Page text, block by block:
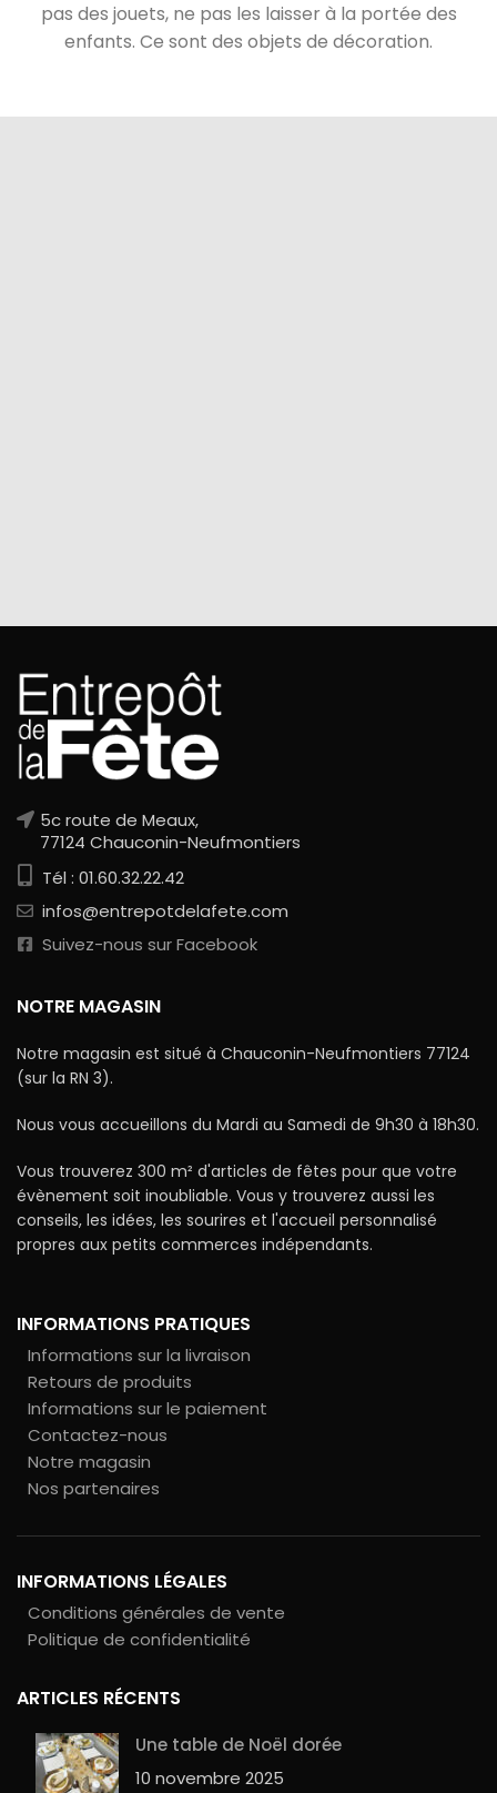
pas des jouets, ne pas les laisser à la portée des
enfants. Ce sont des objets de décoration.
5c route de Meaux,
77124 Chauconin-Neufmontiers
Tél : 01.60.32.22.42
infos@entrepotdelafete.com
Suivez-nous sur Facebook
NOTRE MAGASIN
Notre magasin est situé à Chauconin-Neufmontiers 77124
(sur la RN 3).
Nous vous accueillons du Mardi au Samedi de 9h30 à 18h30.
Vous trouverez 300 m² d'articles de fêtes pour que votre
évènement soit inoubliable. Vous y trouverez aussi les
conseils, les idées, les sourires et l'accueil personnalisé
propres aux petits commerces indépendants.
INFORMATIONS PRATIQUES
Informations sur la livraison
Retours de produits
Informations sur le paiement
Contactez-nous
Notre magasin
Nos partenaires
INFORMATIONS LÉGALES
Conditions générales de vente
Politique de confidentialité
ARTICLES RÉCENTS
Une table de Noël dorée
10 novembre 2025